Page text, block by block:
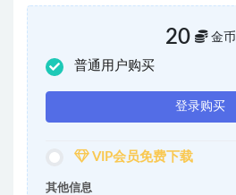
20 金币
普通用户购买
登录购买
VIP会员免费下载
其他信息